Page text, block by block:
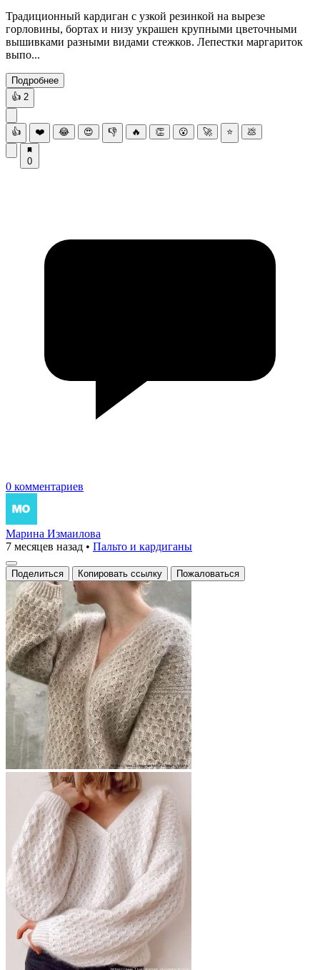
Традиционный кардиган с узкой резинкой на вырезе
горловины, бортах и низу украшен крупными цветочными
вышивками разными видами стежков. Лепестки маргариток
выпо...
Подробнее
👍 2
👍 ❤️ 😂 😍 👎 🔥 👏 😮 🚀 ⭐ 💩
0
0 комментариев
Марина Измаилова
7 месяцев назад • Пальто и кардиганы
Поделиться Копировать ссылку Пожаловаться